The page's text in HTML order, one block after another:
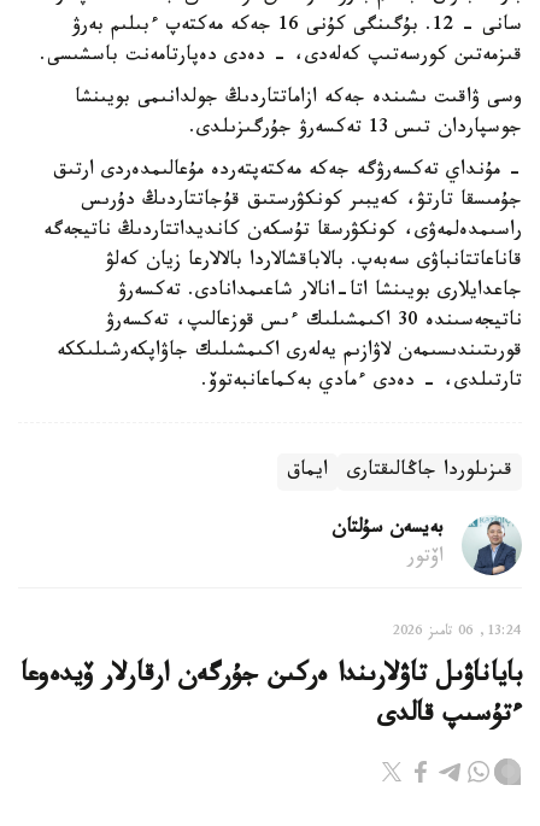
سانى - 12. بۇگىنگى كۇنى 16 جەكە مەكتەپ ءبىلىم بەرۋ
قىزمەتىن كورسەتىپ كەلەدى، - دەدى دەپارتامەنت باسشىسى.
وسى ۋاقىت ىشىندە جەكە ازاماتتاردىڭ جولدانىمى بويىنشا
جوسپاردان تىس 13 تەكسەرۋ جۇرگىزىلدى.
- مۇنداي تەكسەرۋگە جەكە مەكتەپتەردە مۇعالىمدەردى ارتىق
جۇمىسقا تارتۋ، كەيبىر كونكۋرستىق قۇجاتتاردىڭ دۇرىس
راسىمدەلمەۋى، كونكۋرسقا تۇسكەن كانديداتتاردىڭ ناتيجەگە
قاناعاتتانباۋى سەبەپ. بالاباقشالاردا بالالارعا زيان كەلۋ
جاعدايلارى بويىنشا اتا-انالار شاعىمدانادى. تەكسەرۋ
ناتيجەسىندە 30 اكىمشىلىك ءىس قوزعالىپ، تەكسەرۋ
قورىتىندىسىمەن لاۋازىم يەلەرى اكىمشىلىك جاۋاپكەرشىلىككە
تارتىلدى، - دەدى ءمادي بەكماعانبەتوۆ.
قىزىلوردا جاڭالىقتارى ايماق
بەيسەن سۇلتان
اۆتور
13:24, 06 تامىز 2026
باياناۋىل تاۋلارىندا ەركىن جۇرگەن ارقارلار ۆيدەوعا
ءتۇسىپ قالدى